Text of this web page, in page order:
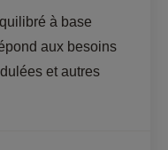
à base
aux besoins
et autres